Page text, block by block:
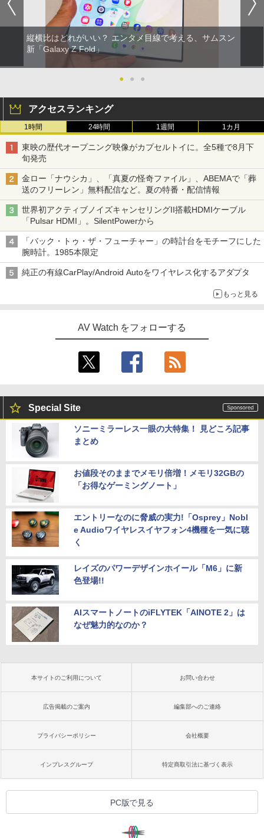
縦横比はどれがいい？ エンタメ目線で考える、サムスン
新「Galaxy Z Fold」
● ● ●
アクセスランキング
1時間 24時間 1週間 1カ月
東映の歴代オープニング映像がカプセルトイに。全5種で8月下
旬発売
金ロー「ナウシカ」、「真夏の怪奇ファイル」、ABEMAで「葬
送のフリーレン」無料配信など。夏の特番・配信情報
世界初アクティブノイズキャンセリングII搭載HDMIケーブル
「Pulsar HDMI」。SilentPowerから
「バック・トゥ・ザ・フューチャー」の時計台をモチーフにした
腕時計。1985本限定
純正の有線CarPlay/Android Autoをワイヤレス化するアダプタ
もっと見る
AV Watch をフォローする
Special Site
ソニーミラーレス一眼の大特集！ 見どころ記事
まとめ
お値段そのままでメモリ倍増！メモリ32GBの
「お得なゲーミングノート」
エントリーなのに脅威の実力!「Osprey」Nobl
e Audioワイヤレスイヤフォン4機種を一気に聴
く
レイズのパワーデザインホイール「M6」に新
色登場!!
AIスマートノートのiFLYTEK「AINOTE 2」は
なぜ魅力的なのか？
本サイトのご利用について お問い合わせ
広告掲載のご案内 編集部へのご連絡
プライバシーポリシー 会社概要
インプレスグループ 特定商取引法に基づく表示
PC版で見る